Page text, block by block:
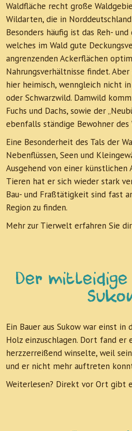
Waldfläche recht große
Wildarten, die in
Besonders häufig ist das Reh-
welches im Wald gute
angrenzenden Ackerflächen
Nahrungsverhältnisse findet.
hier heimisch, wenngleich nicht
oder Schwarzwild. Damwild
Fuchs und Dachs, sowie der
ebenfalls ständige Bewohner des
Eine Besonderheit des Tals der
Nebenflüssen, Seen und
Ausgehend von einer künstlichen
Tieren hat er sich wieder stark
Bau- und Fraßtätigkeit sind fast
Region zu finden.
Mehr zur Tierwelt erfahren Sie
Der mitleidige
Ein Bauer aus Sukow war einst in
Holz einzuschlagen. Dort fand er
herzzerreißend winselte, weil
und er nicht mehr auftreten
Weiterlesen? Direkt vor Ort gibt